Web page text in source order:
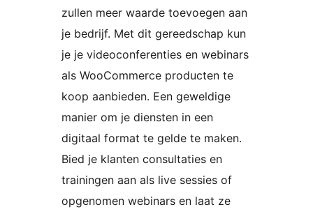
zullen meer waarde toevoegen aan
je bedrijf. Met dit gereedschap kun
je je videoconferenties en webinars
als WooCommerce producten te
koop aanbieden. Een geweldige
manier om je diensten in een
digitaal format te gelde te maken.
Bied je klanten consultaties en
trainingen aan als live sessies of
opgenomen webinars en laat ze